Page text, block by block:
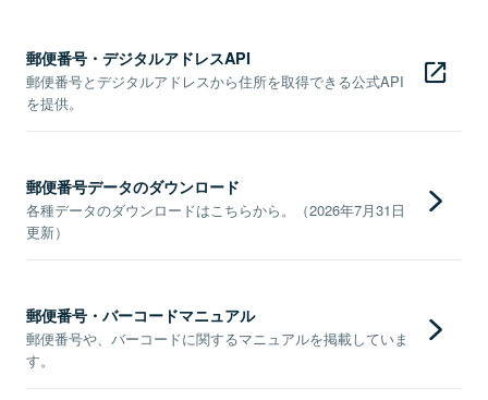
郵便番号・デジタルアドレスAPI
郵便番号とデジタルアドレスから住所を取得できる公式API
を提供。
郵便番号データのダウンロード
各種データのダウンロードはこちらから。（2026年7月31日
更新）
郵便番号・バーコードマニュアル
郵便番号や、バーコードに関するマニュアルを掲載していま
す。